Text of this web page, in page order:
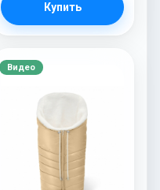
Купить
Видео